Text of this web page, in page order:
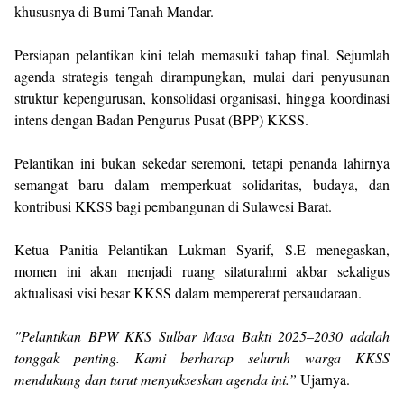
khususnya di Bumi Tanah Mandar.
Persiapan pelantikan kini telah memasuki tahap final. Sejumlah
agenda strategis tengah dirampungkan, mulai dari penyusunan
struktur kepengurusan, konsolidasi organisasi, hingga koordinasi
intens dengan Badan Pengurus Pusat (BPP) KKSS.
Pelantikan ini bukan sekedar seremoni, tetapi penanda lahirnya
semangat baru dalam memperkuat solidaritas, budaya, dan
kontribusi KKSS bagi pembangunan di Sulawesi Barat.
Ketua Panitia Pelantikan Lukman Syarif, S.E menegaskan,
momen ini akan menjadi ruang silaturahmi akbar sekaligus
aktualisasi visi besar KKSS dalam mempererat persaudaraan.
"Pelantikan BPW KKS Sulbar Masa Bakti 2025–2030 adalah
tonggak penting. Kami berharap seluruh warga KKSS
mendukung dan turut menyukseskan agenda ini.” Ujarnya.